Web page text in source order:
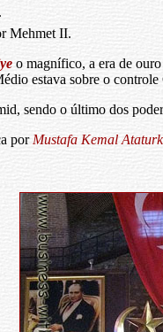
Mehmet II.
o magnífico, a era de
estava sobre o
sendo o último dos
por Mustafa Kemal Ataturk